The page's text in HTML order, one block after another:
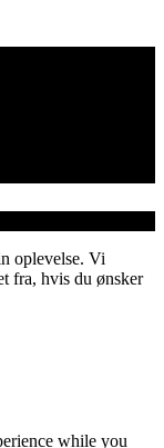
oplevelse. Vi
fra, hvis du ønsker
while you